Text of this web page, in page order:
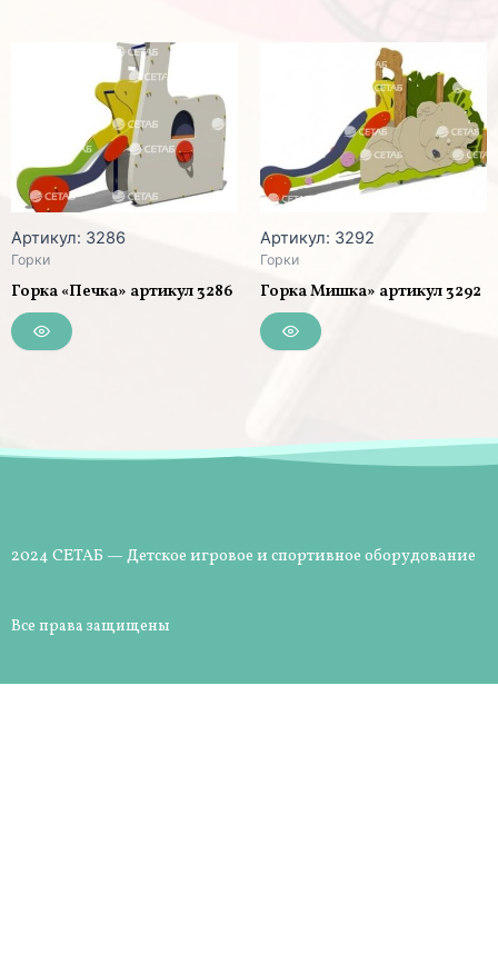
Артикул: 3286
Горки
Горка «Печка» артикул 3286
Артикул: 3292
Горки
Горка Мишка» артикул 3292
2024 СЕТАБ — Детское игровое и спортивное оборудование
Все права защищены